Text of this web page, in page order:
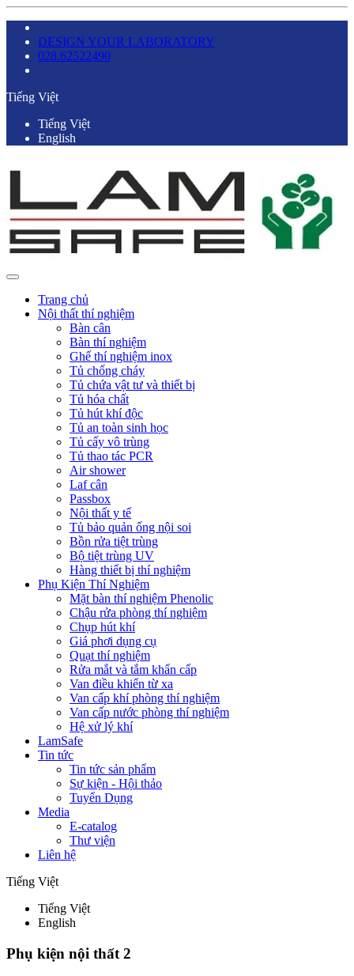
DESIGN YOUR LABORATORY
028.62522490
Tiếng Việt
Tiếng Việt
English
Trang chủ
Nội thất thí nghiệm
Bàn cân
Bàn thí nghiệm
Ghế thí nghiệm inox
Tủ chống cháy
Tủ chứa vật tư và thiết bị
Tủ hóa chất
Tủ hút khí độc
Tủ an toàn sinh học
Tủ cấy vô trùng
Tủ thao tác PCR
Air shower
Laf cân
Passbox
Nội thất y tế
Tủ bảo quản ống nội soi
Bồn rửa tiệt trùng
Bộ tiệt trùng UV
Hàng thiết bị thí nghiệm
Phụ Kiện Thí Nghiệm
Mặt bàn thí nghiệm Phenolic
Chậu rửa phòng thí nghiệm
Chụp hút khí
Giá phơi dụng cụ
Quạt thí nghiệm
Rửa mắt và tắm khẩn cấp
Van điều khiển từ xa
Van cấp khí phòng thí nghiệm
Van cấp nước phòng thí nghiệm
Hệ xử lý khí
LamSafe
Tin tức
Tin tức sản phẩm
Sự kiện - Hội thảo
Tuyển Dụng
Media
E-catalog
Thư viện
Liên hệ
Tiếng Việt
Tiếng Việt
English
Phụ kiện nội thất 2